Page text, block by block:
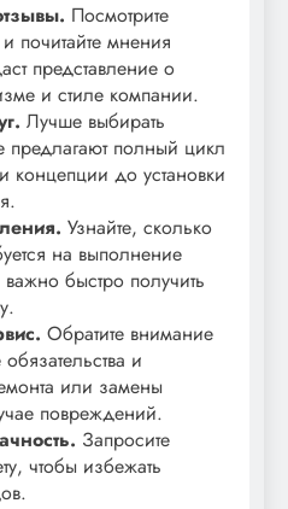
Посмотрите
почитайте мнения
представление о
и стиле компании.
Лучше выбирать
полный цикл
концепции до установки
Узнайте, сколько
на выполнение
быстро получить
Обратите внимание
и
или замены
повреждений.
Запросите
чтобы избежать